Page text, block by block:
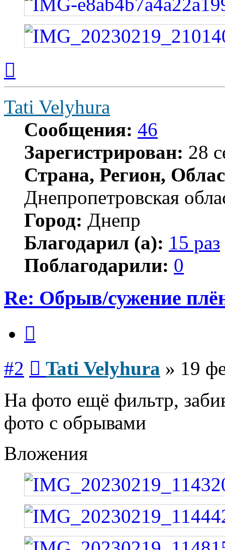
началу
Tati Velyhura
Сообщения: 46
Зарегистрирован: 28
Страна, Регион,
Днепропетровская
Город: Днепр
Благодарил (а): 15 раз
Поблагодарили: 0
Re: Обрыв/сужение
#2 Tati Velyhura » 19
На фото ещё фильтр,
фото с обрывами
Вложения